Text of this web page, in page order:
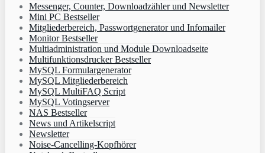
Messenger, Counter, Downloadzähler und Newsletter
Mini PC Bestseller
Mitgliederbereich, Passwortgenerator und Infomailer
Monitor Bestseller
Multiadministration und Module Downloadseite
Multifunktionsdrucker Bestseller
MySQL Formulargenerator
MySQL Mitgliederbereich
MySQL MultiFAQ Script
MySQL Votingserver
NAS Bestseller
News und Artikelscript
Newsletter
Noise-Cancelling-Kopfhörer